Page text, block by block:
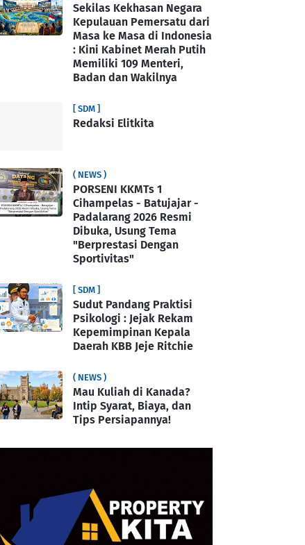
Sekilas Kekhasan Negara
Kepulauan Pemersatu dari
Masa ke Masa di Indonesia
: Kini Kabinet Merah Putih
Memiliki 109 Menteri,
Badan dan Wakilnya
[ SDM ]
Redaksi Elitkita
( NEWS )
PORSENI KKMTs 1
Cihampelas - Batujajar -
Padalarang 2026 Resmi
Dibuka, Usung Tema
"Berprestasi Dengan
Sportivitas"
[ SDM ]
Sudut Pandang Praktisi
Psikologi : Jejak Rekam
Kepemimpinan Kepala
Daerah KBB Jeje Ritchie
( NEWS )
Mau Kuliah di Kanada?
Intip Syarat, Biaya, dan
Tips Persiapannya!